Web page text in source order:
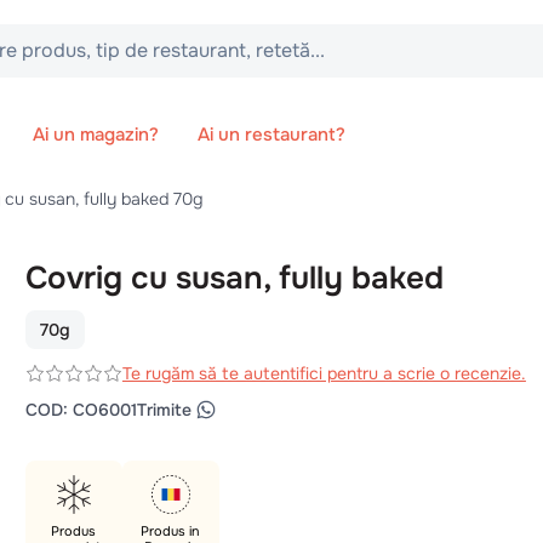
tip de restaurant, retetă...
Ai un magazin? Ai un restaurant?
cu susan, fully baked 70g
Covrig cu susan, fully baked
70g
Te rugăm să te autentifici pentru a scrie o recenzie.
COD: CO6001Trimite
Produs
Produs in